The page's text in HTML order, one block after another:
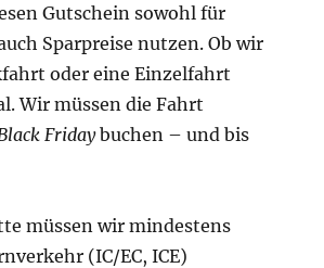
Gutschein sowohl für
Sparpreise nutzen. Ob wir
oder eine Einzelfahrt
Wir müssen die Fahrt
Fridaybuchen – und bis
müssen wir mindestens
(IC/EC, ICE)